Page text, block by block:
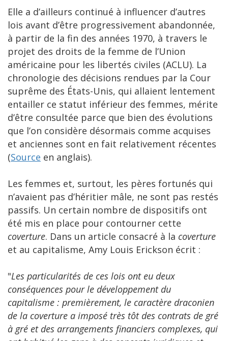
Elle a d’ailleurs continué à influencer d’autres
lois avant d’être progressivement abandonnée,
à partir de la fin des années 1970, à travers le
projet des droits de la femme de l’Union
américaine pour les libertés civiles (ACLU). La
chronologie des décisions rendues par la Cour
suprême des États-Unis, qui allaient lentement
entailler ce statut inférieur des femmes, mérite
d’être consultée parce que bien des évolutions
que l’on considère désormais comme acquises
et anciennes sont en fait relativement récentes
(Source en anglais).
Les femmes et, surtout, les pères fortunés qui
n’avaient pas d’héritier mâle, ne sont pas restés
passifs. Un certain nombre de dispositifs ont
été mis en place pour contourner cette
coverture. Dans un article consacré à la coverture
et au capitalisme, Amy Louis Erickson écrit :
"Les particularités de ces lois ont eu deux
conséquences pour le développement du
capitalisme : premièrement, le caractère draconien
de la coverture a imposé très tôt des contrats de gré
à gré et des arrangements financiers complexes, qui